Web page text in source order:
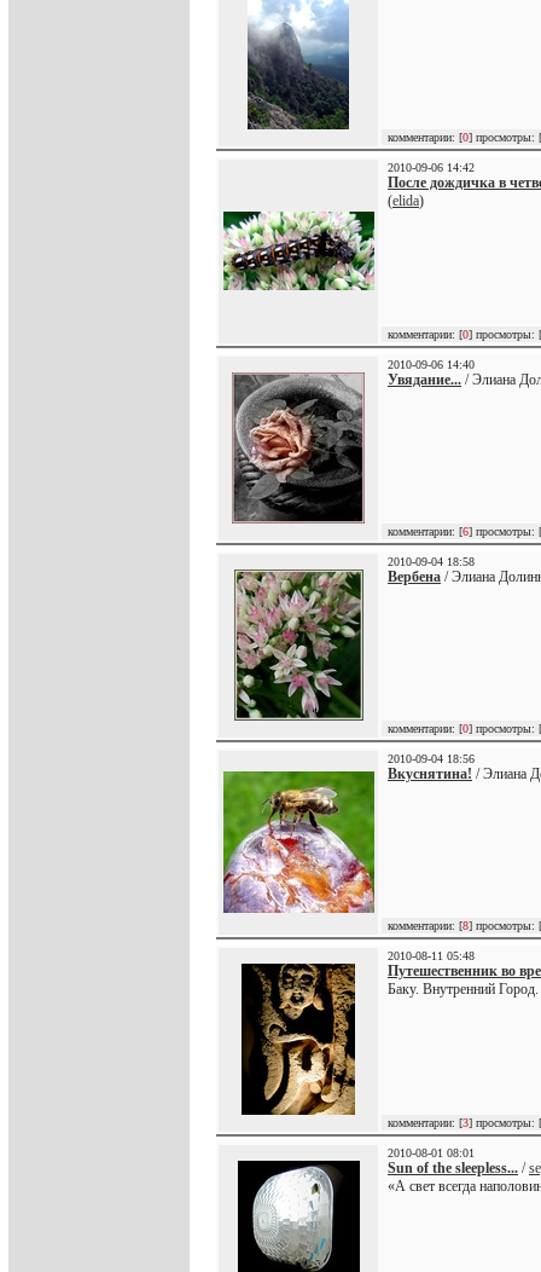
комментарии: [0] просмотры: [
2010-09-06 14:42
После дождичка в
(elida)
комментарии: [0] просмотры: [
2010-09-06 14:40
Увядание... / Элиана
комментарии: [6] просмотры: [
2010-09-04 18:58
Вербена / Элиана
комментарии: [0] просмотры: [
2010-09-04 18:56
Вкуснятина! / Элиана
комментарии: [8] просмотры: [
2010-08-11 05:48
Путешественник во
Баку. Внутренний Город.
комментарии: [3] просмотры: [
2010-08-01 08:01
Sun of the sleepless... /
«А свет всегда